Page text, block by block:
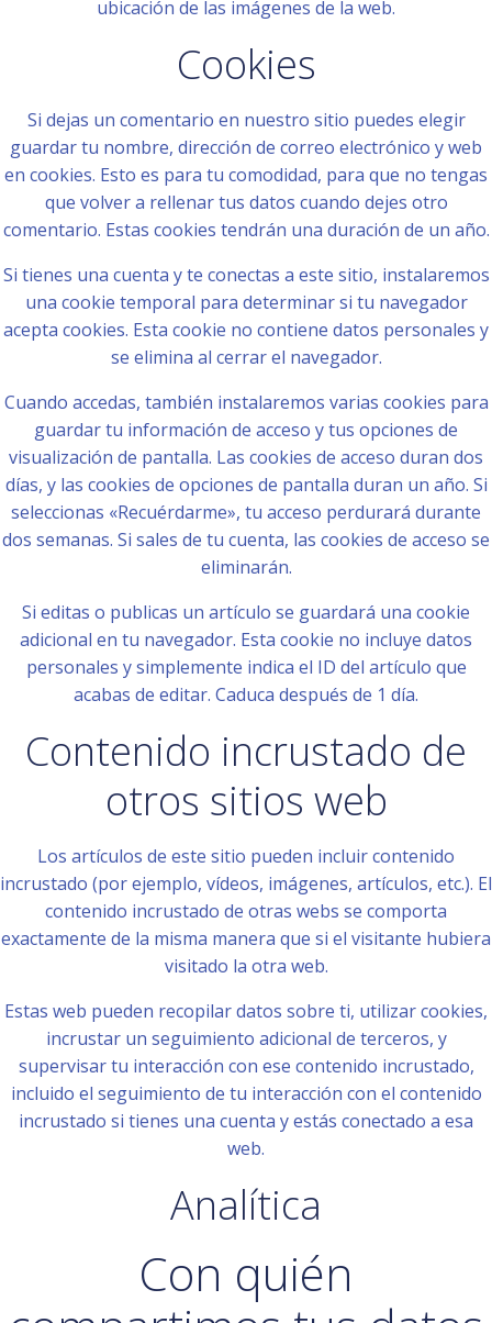
ubicación de las imágenes de la web.
Cookies
Si dejas un comentario en nuestro sitio puedes elegir
guardar tu nombre, dirección de correo electrónico y web
en cookies. Esto es para tu comodidad, para que no tengas
que volver a rellenar tus datos cuando dejes otro
comentario. Estas cookies tendrán una duración de un año.
Si tienes una cuenta y te conectas a este sitio, instalaremos
una cookie temporal para determinar si tu navegador
acepta cookies. Esta cookie no contiene datos personales y
se elimina al cerrar el navegador.
Cuando accedas, también instalaremos varias cookies para
guardar tu información de acceso y tus opciones de
visualización de pantalla. Las cookies de acceso duran dos
días, y las cookies de opciones de pantalla duran un año. Si
seleccionas «Recuérdarme», tu acceso perdurará durante
dos semanas. Si sales de tu cuenta, las cookies de acceso se
eliminarán.
Si editas o publicas un artículo se guardará una cookie
adicional en tu navegador. Esta cookie no incluye datos
personales y simplemente indica el ID del artículo que
acabas de editar. Caduca después de 1 día.
Contenido incrustado de
otros sitios web
Los artículos de este sitio pueden incluir contenido
incrustado (por ejemplo, vídeos, imágenes, artículos, etc.). El
contenido incrustado de otras webs se comporta
exactamente de la misma manera que si el visitante hubiera
visitado la otra web.
Estas web pueden recopilar datos sobre ti, utilizar cookies,
incrustar un seguimiento adicional de terceros, y
supervisar tu interacción con ese contenido incrustado,
incluido el seguimiento de tu interacción con el contenido
incrustado si tienes una cuenta y estás conectado a esa
web.
Analítica
Con quién